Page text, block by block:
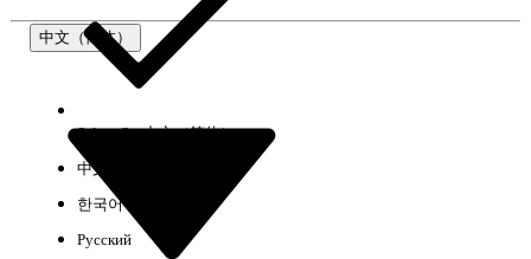
中文（简体）
Select Org中文（简体）
中文（繁体）
한국어
Русский